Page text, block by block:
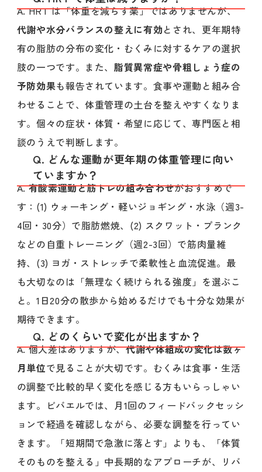
A. HRT は「体重を減らす薬」ではありませんが、
代謝や水分バランスの整えに有効とされ、更年期特
有の脂肪の分布の変化・むくみに対するケアの選択
肢の一つです。また、脂質異常症や骨粗しょう症の
予防効果も報告されています。食事や運動と組み合
わせることで、体重管理の土台を整えやすくなりま
す。個々の症状・体質・希望に応じて、専門医と相
談のうえで判断します。
Q. どんな運動が更年期の体重管理に向い
ていますか？
A.有酸素運動と筋トレの組み合わせがおすすめで
す：(1) ウォーキング・軽いジョギング・水泳（週3-
4回・30分）で脂肪燃焼、(2) スクワット・プランク
などの自重トレーニング（週2-3回）で筋肉量維
持、(3) ヨガ・ストレッチで柔軟性と血流促進。最
も大切なのは「無理なく続けられる強度」を選ぶこ
と。1日20分の散歩から始めるだけでも十分な効果が
期待できます。
Q. どのくらいで変化が出ますか？
A. 個人差はありますが、代謝や体組成の変化は数ヶ
月単位で見ることが大切です。むくみは食事・生活
の調整で比較的早く変化を感じる方もいらっしゃい
ます。ビバエルでは、月1回のフィードバックセッシ
ョンで経過を確認しながら、必要な調整を行ってい
きます。「短期間で急激に落とす」よりも、「体質
そのものを整える」中長期的なアプローチが、リバ